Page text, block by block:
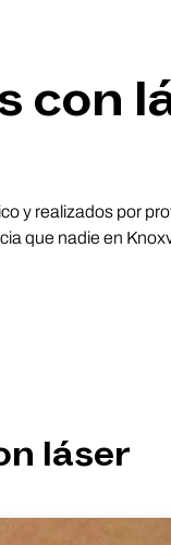
con
y realizados por
que nadie en
láser